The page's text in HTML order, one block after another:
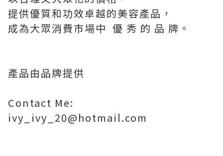
提供優質和功效卓越的美容產品，
成為大眾消費市場中 優 秀 的 品 牌。
產品由品牌提供
Contact Me:
ivy_ivy_20@hotmail.com